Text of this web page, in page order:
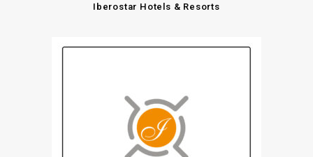
Iberostar Hotels & Resorts